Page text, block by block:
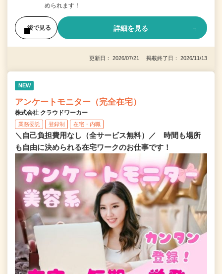
められます！
後で見る 詳細を見る
更新日： 2026/07/21 掲載終了日： 2026/11/13
NEW
アンケートモニター（完全在宅）
株式会社 クラウドワーカー
業務委託 登録制 在宅・内職
＼自己負担費用なし（全サービス無料）／ 時間も場所
も自由に決められる在宅ワークのお仕事です！